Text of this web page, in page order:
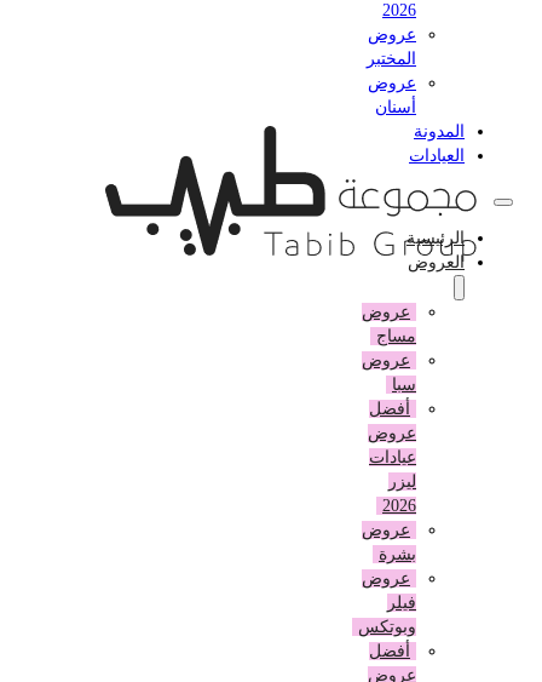
2026
عروض
المختبر
عروض
أسنان
المدونة
العيادات
الرئيسية
العروض
عروض
مساج
عروض
أفضل
عروض
عيادات
2026
عروض
بشرة
عروض
وبوتكس
أفضل
عروض